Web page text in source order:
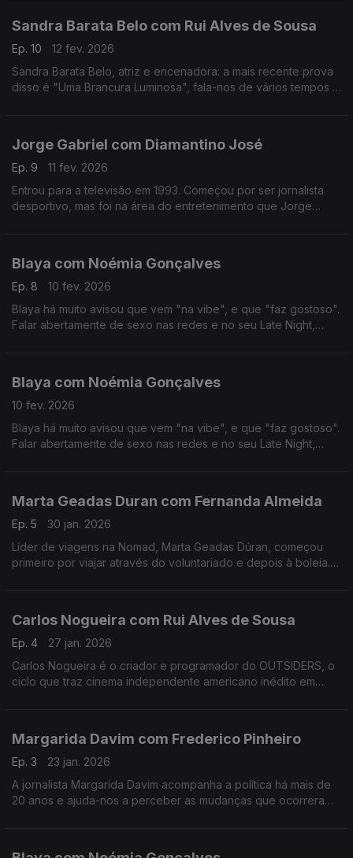
Sandra Barata Belo com Rui Alves de Sousa
Ep. 10
12 fev. 2026
Sandra Barata Belo, atriz e encenadora: a mais recente prova
disso é "Uma Brancura Luminosa", fala-nos de vários tempos e
Jorge Gabriel com Diamantino José
Ep. 9
11 fev. 2026
Entrou para a televisão em 1993. Começou por ser jornalista
desportivo, mas foi na área do entretenimento que Jorge
Blaya com Noémia Gonçalves
Ep. 8
10 fev. 2026
Blaya há muito avisou que vem "na vibe", e que "faz gostoso".
Falar abertamente de sexo nas redes e no seu Late Night,
Blaya com Noémia Gonçalves
10 fev. 2026
Blaya há muito avisou que vem "na vibe", e que "faz gostoso".
Falar abertamente de sexo nas redes e no seu Late Night,
Marta Geadas Duran com Fernanda Almeida
Ep. 5
30 jan. 2026
Líder de viagens na Nomad, Marta Geadas Dúran, começou
primeiro por viajar através do voluntariado e depois à boleia.
Carlos Nogueira com Rui Alves de Sousa
Ep. 4
27 jan. 2026
Carlos Nogueira é o criador e programador do OUTSIDERS, o
ciclo que traz cinema independente americano inédito em
Margarida Davim com Frederico Pinheiro
Ep. 3
23 jan. 2026
A jornalista Margarida Davim acompanha a política há mais de
20 anos e ajuda-nos a perceber as mudanças que ocorreram